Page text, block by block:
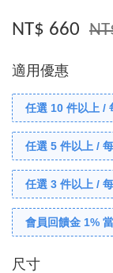
NT$ 660
適用優惠
任選 10 件以上 /
任選 5 件以上 /
任選 3 件以上 /
會員回饋金 1%
尺寸